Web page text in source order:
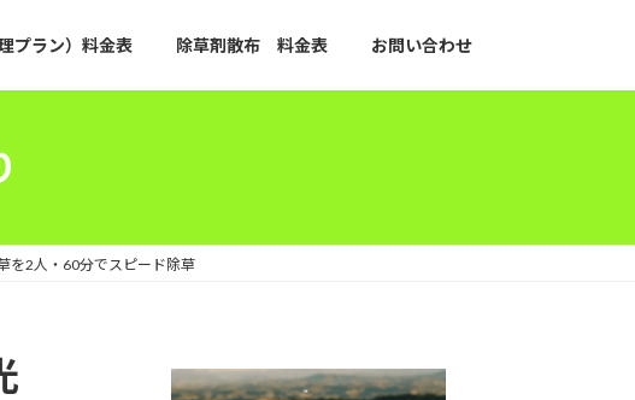
プラン）料金表 除草剤散布 料金表 お問い合わせ
を2人・60分でスピード除草